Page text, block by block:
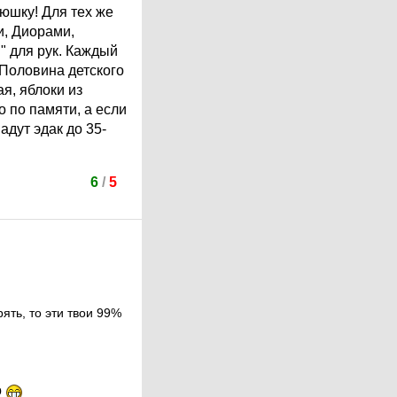
Для тех же
Диорами,
для рук. Каждый
детского
яблоки из
по памяти, а если
эдак до 35-
6/ 5
то эти твои 99%